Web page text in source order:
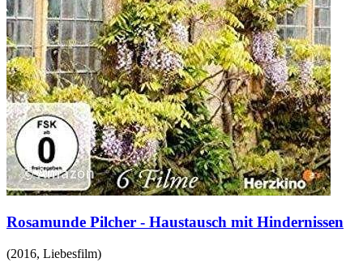
Rosamunde Pilcher - Haustausch mit Hindernissen
(2016, Liebesfilm)